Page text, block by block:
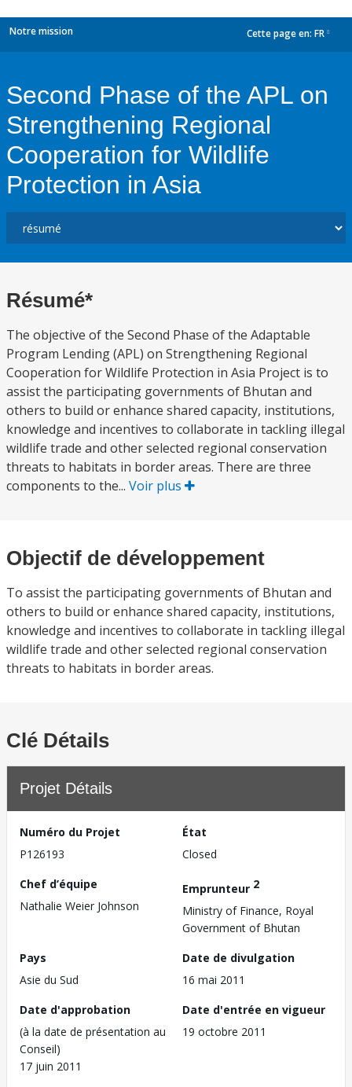
Notre mission Cette page en: FR
Second Phase of the APL on
Strengthening Regional
Cooperation for Wildlife
Protection in Asia
Résumé*
The objective of the Second Phase of the Adaptable
Program Lending (APL) on Strengthening Regional
Cooperation for Wildlife Protection in Asia Project is to
assist the participating governments of Bhutan and
others to build or enhance shared capacity, institutions,
knowledge and incentives to collaborate in tackling illegal
wildlife trade and other selected regional conservation
threats to habitats in border areas. There are three
components to the... Voir plus
Objectif de développement
To assist the participating governments of Bhutan and
others to build or enhance shared capacity, institutions,
knowledge and incentives to collaborate in tackling illegal
wildlife trade and other selected regional conservation
threats to habitats in border areas.
Clé Détails
Projet Détails
Numéro du Projet
P126193
État
Closed
Chef d’équipe
Nathalie Weier Johnson
Emprunteur 2
Ministry of Finance, Royal
Government of Bhutan
Pays
Asie du Sud
Date de divulgation
16 mai 2011
Date d'approbation
(à la date de présentation au
Conseil)
17 juin 2011
Date d'entrée en vigueur
19 octobre 2011